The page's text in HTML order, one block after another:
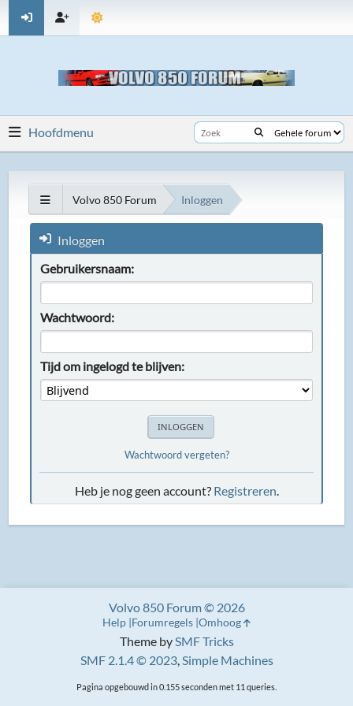
Hoofdmenu
Volvo 850 Forum Inloggen
Inloggen
Gebruikersnaam:
Wachtwoord:
Tijd om ingelogd te blijven:
Wachtwoord vergeten?
Heb je nog geen account? Registreren
Theme bySMF Tricks
SMF 2.1.4 © 2023,Simple Machines
Volvo 850 Forum © 2026
Help Forumregels Omhoog
Pagina opgebouwd in 0.155 seconden met 11 queries.